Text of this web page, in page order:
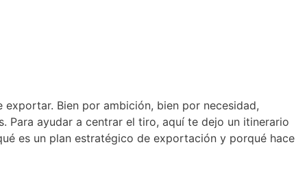
Bien por ambición, bien por necesidad,
Para ayudar a centrar el tiro, aquí te dejo un itinerario
es un plan estratégico de exportación y porqué hace